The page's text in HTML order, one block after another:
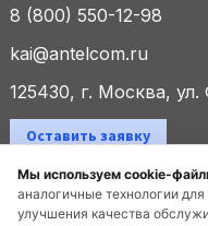
Мы используем cookie-
аналогичные технологии
улучшения качества
8 (800) 550-12-98
kai@antelcom.ru
125430, г. Москва, ул.
Оставить заявку
© 2025 ООО «Антелком».